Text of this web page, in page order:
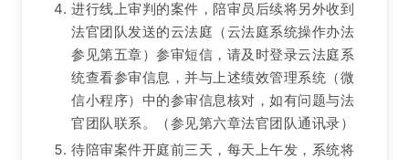
进行线上审判的案件，陪审员后续将另外收到
法官团队发送的云法庭（云法庭系统操作办法
参见第五章）参审短信，请及时登录云法庭系
统查看参审信息，并与上述绩效管理系统（微
信小程序）中的参审信息核对，如有问题与法
官团队联系。（参见第六章法官团队通讯录）
待陪审案件开庭前三天，每天上午发，系统将